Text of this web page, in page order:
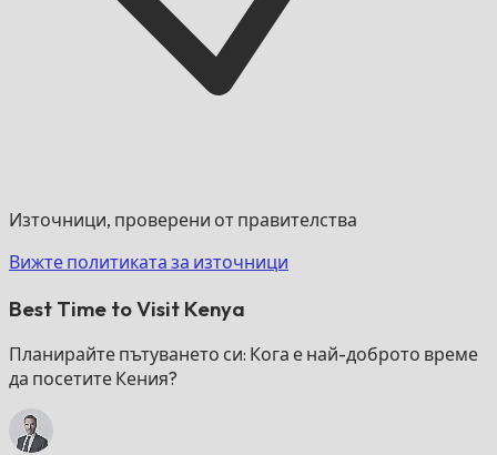
Източници, проверени от правителства
Вижте политиката за източници
Best Time to Visit Kenya
Планирайте пътуването си: Кога е най-доброто време
да посетите Кения?